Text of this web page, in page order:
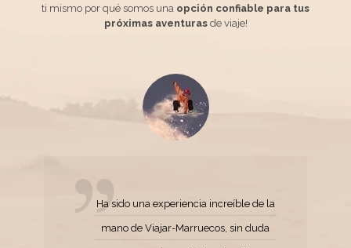
ti mismo por qué somos una opción confiable para tus
próximas aventurasde viaje!
Ha sido una experiencia increíble de la
mano de Viajar-Marruecos, sin duda